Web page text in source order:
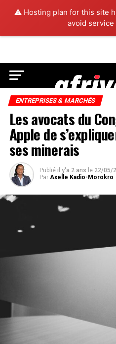
⚠️ Hosting plan for this site
avoid
ENTREPRISES & MARCHÉS
Les avocats du
Apple de
ses minerais
Publié il y'a 2 ans le 22/05/
Par Axelle Kadio-Morokro